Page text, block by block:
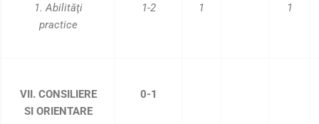
1. Abilităţi
practice
1-2 1 1
VII. CONSILIERE
SI ORIENTARE
0-1